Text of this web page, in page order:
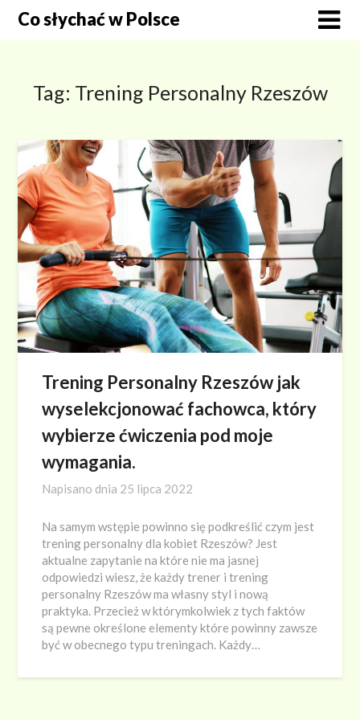
SkipCo słychać w Polsce
Tag: Trening Personalny Rzeszów
Trening Personalny Rzeszów jak
wyselekcjonować fachowca, który
wybierze ćwiczenia pod moje
wymagania.
Napisano dnia 25 lipca 2022
Na samym wstępie powinno się podkreślić czym jest
trening personalny dla kobiet Rzeszów? Jest
aktualne zapytanie na które nie ma jasnej
odpowiedzi wiesz, że każdy trener i trening
personalny Rzeszów ma własny styl i nową
praktyka. Przecież w którymkolwiek z tych faktów
są pewne określone elementy które powinny zawsze
być w obecnego typu treningach. Każdy…